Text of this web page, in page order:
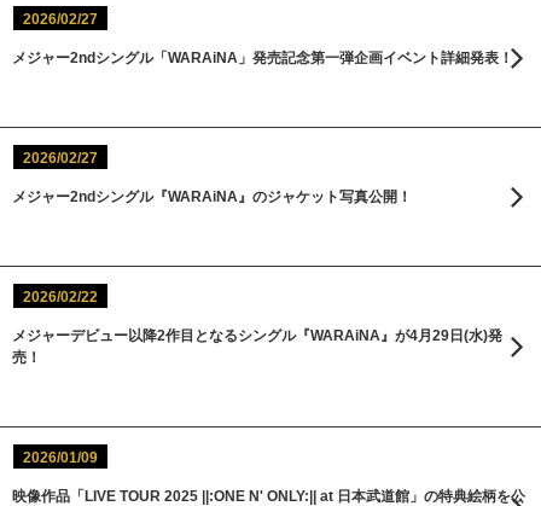
2026/02/27
メジャー2ndシングル「WARAiNA」発売記念第一弾企画イベント詳細発表！
2026/02/27
メジャー2ndシングル『WARAiNA』のジャケット写真公開！
2026/02/22
メジャーデビュー以降2作目となるシングル『WARAiNA』が4月29日(水)発
売！
2026/01/09
映像作品「LIVE TOUR 2025 ||:ONE N' ONLY:|| at 日本武道館」の特典絵柄を公